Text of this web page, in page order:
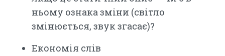
ньому ознака зміни (світло
змінюється, звук згасає)?
Економія слів